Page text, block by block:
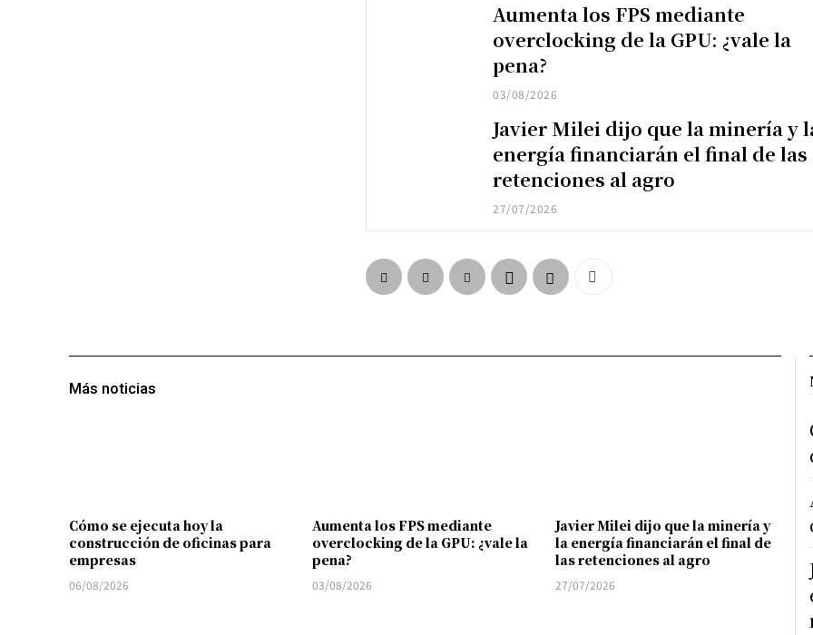
Aumenta los FPS mediante
overclocking de la GPU: ¿vale la
pena?
03/08/2026
Javier Milei dijo que la minería y
energía financiarán el final de las
retenciones al agro
27/07/2026
Más noticias
Cómo se ejecuta hoy la
construcción de oficinas para
empresas
06/08/2026
Aumenta los FPS mediante
overclocking de la GPU: ¿vale la
pena?
03/08/2026
Javier Milei dijo que la minería y
la energía financiarán el final de
las retenciones al agro
27/07/2026